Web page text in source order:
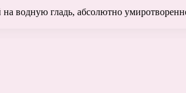
водную гладь, абсолютно